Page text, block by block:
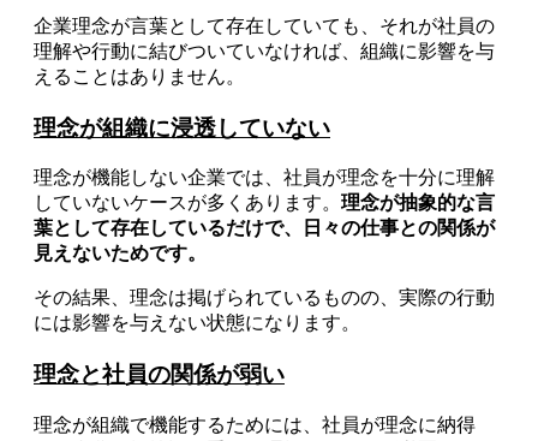
企業理念が言葉として存在していても、それが社員の
理解や行動に結びついていなければ、組織に影響を与
えることはありません。
理念が組織に浸透していない
理念が機能しない企業では、社員が理念を十分に理解
していないケースが多くあります。 理念が抽象的な言
葉として存在しているだけで、日々の仕事との関係が
見えないためです。
その結果、理念は掲げられているものの、実際の行動
には影響を与えない状態になります。
理念と社員の関係が弱い
理念が組織で機能するためには、社員が理念に納得